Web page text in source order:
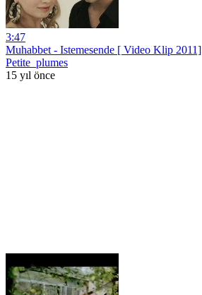
3:47
Muhabbet - Istemesende [ Video Klip 2011]
Petite_plumes
15 yıl önce